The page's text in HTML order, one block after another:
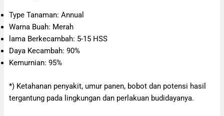
Type Tanaman: Annual
Warna Buah: Merah
lama Berkecambah: 5-15 HSS
Daya Kecambah: 90%
Kemurnian: 95%
*) Ketahanan penyakit, umur panen, bobot dan potensi hasil
tergantung pada lingkungan dan perlakuan budidayanya.